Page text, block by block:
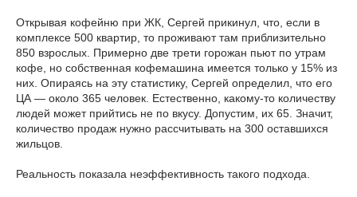
Открывая кофейню при ЖК, Сергей прикинул, что, если в
комплексе 500 квартир, то проживают там приблизительно
850 взрослых. Примерно две трети горожан пьют по утрам
кофе, но собственная кофемашина имеется только у 15% из
них. Опираясь на эту статистику, Сергей определил, что его
ЦА — около 365 человек. Естественно, какому-то количеству
людей может прийтись не по вкусу. Допустим, их 65. Значит,
количество продаж нужно рассчитывать на 300 оставшихся
жильцов.
Реальность показала неэффективность такого подхода.